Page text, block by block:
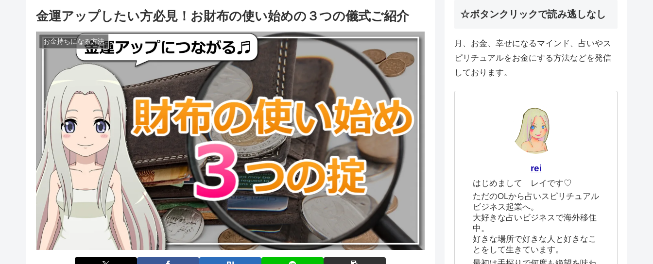
金運アップしたい方必見！お財布の使い始めの３つの儀式ご紹介
お金持ちになる方法
☆ボタンクリックで読み逃しなし
月、お金、幸せになるマインド、占いやス
ピリチュアルをお金にする方法などを発信
しております。
rei
はじめまして レイです♡
ただのOLから占いスピリチュアル
ビジネス起業へ。
大好きな占いビジネスで海外移住
中。
好きな場所で好きな人と好きなこ
とをして生きています。